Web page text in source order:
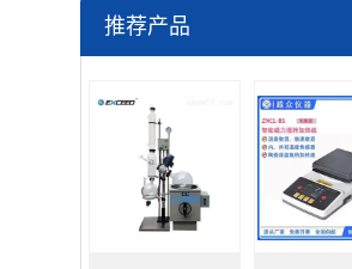
推荐产品